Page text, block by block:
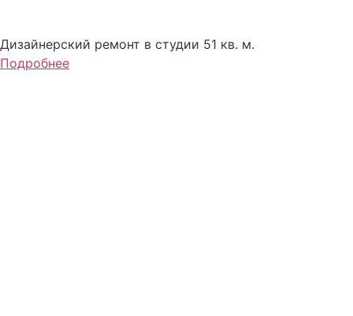
Дизайнерский ремонт в студии 51 кв. м.
Подробнее